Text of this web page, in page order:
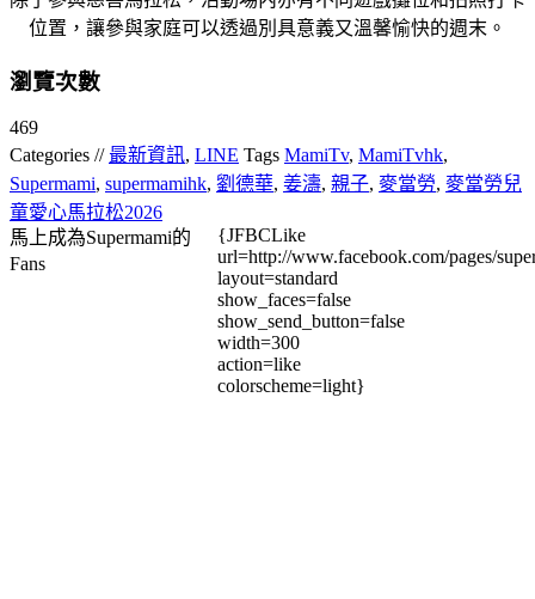
位置，讓參與家庭可以透過別具意義又溫馨愉快的週末。
瀏覽次數
469
Categories // 最新資訊, LINE Tags MamiTv, MamiTvhk,
Supermami, supermamihk, 劉德華, 姜濤, 親子, 麥當勞, 麥當勞兒
童愛心馬拉松2026
馬上成為Supermami的
Fans
{JFBCLike
url=http://www.facebook.com/pages/
layout=standard
show_faces=false
show_send_button=false
width=300
action=like
colorscheme=light}